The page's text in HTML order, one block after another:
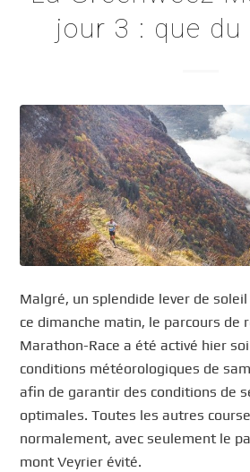
jour 3 : que
Malgré, un splendide lever de soleil
ce dimanche matin, le parcours de
Marathon-Race a été activé hier
conditions météorologiques de
afin de garantir des conditions de
optimales. Toutes les autres
normalement, avec seulement le
mont Veyrier évité.